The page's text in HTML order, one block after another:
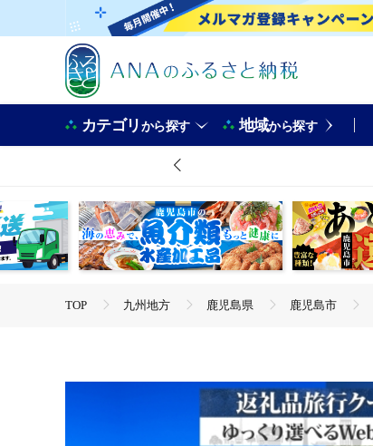
カテゴリから探す 地域から探す
TOP 九州地方 鹿児島県 鹿児島市